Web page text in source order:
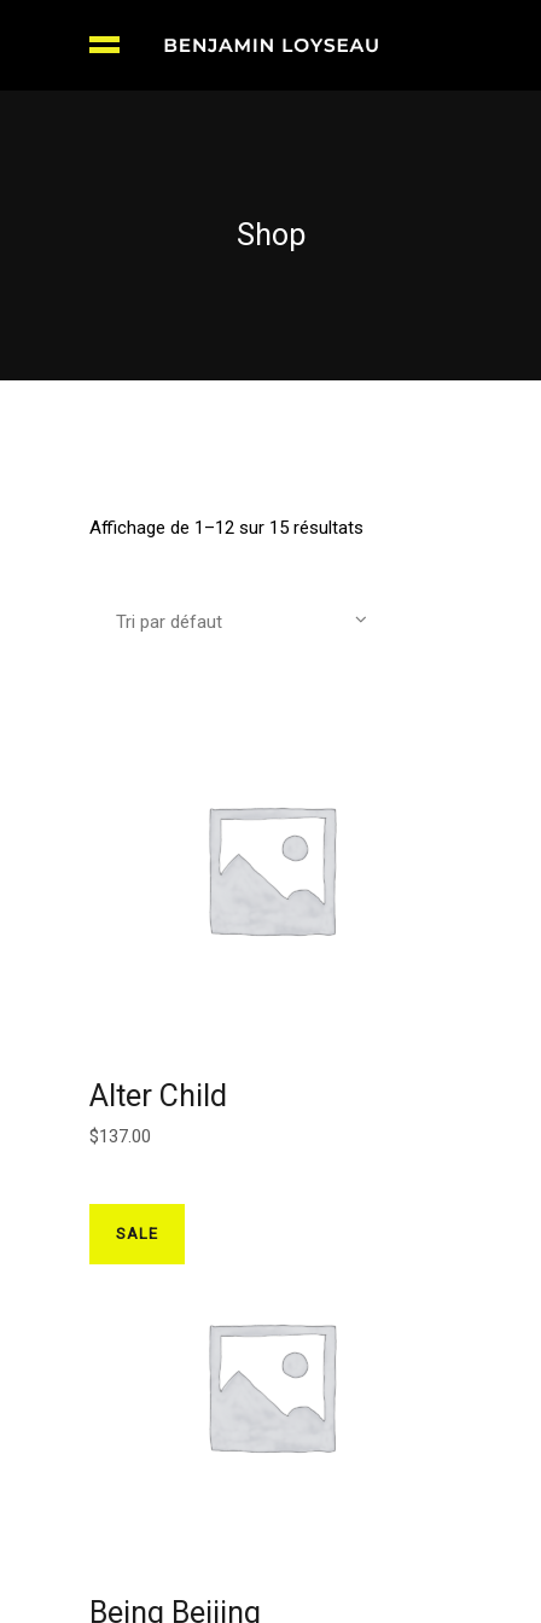
Shop
Affichage de 1–12 sur 15 résultats
Tri par défaut
AJOUTER AU PANIER
Alter Child
$137.00
SALE
AJOUTER AU PANIER
Being Beijing